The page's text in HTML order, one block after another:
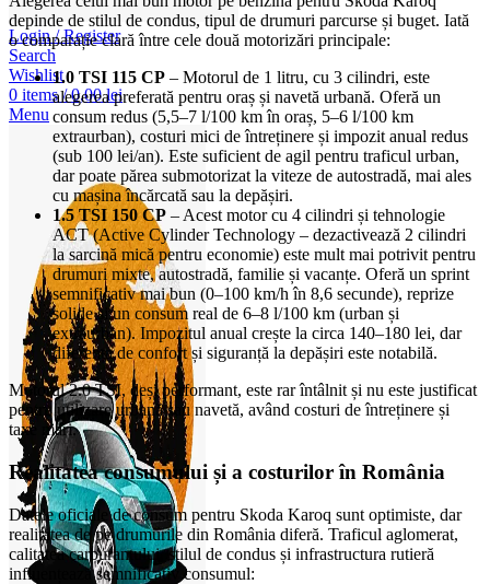
Login / Register
Search
Wishlist
0 items / 0,00lei
Menu
depinde de stilul de condus, tipul de drumuri parcurse și buget. Iată
o comparație clară între cele două motorizări principale:
1.0 TSI 115 CP – Motorul de 1 litru, cu 3 cilindri, este
alegerea preferată pentru oraș și navetă urbană. Oferă un
consum redus (5,5–7 l/100 km în oraș, 5–6 l/100 km
extraurban), costuri mici de întreținere și impozit anual redus
(sub 100 lei/an). Este suficient de agil pentru traficul urban,
dar poate părea submotorizat la viteze de autostradă, mai ales
cu mașina încărcată sau la depășiri.
1.5 TSI 150 CP – Acest motor cu 4 cilindri și tehnologie
ACT (Active Cylinder Technology – dezactivează 2 cilindri
la sarcină mică pentru economie) este mult mai potrivit pentru
drumuri mixte, autostradă, familie și vacanțe. Oferă un sprint
semnificativ mai bun (0–100 km/h în 8,6 secunde), reprize
solide și un consum real de 6–8 l/100 km (urban și
extraurban). Impozitul anual crește la circa 140–180 lei, dar
diferența de confort și siguranță la depășiri este notabilă.
Motorul 2.0 TSI, deși performant, este rar întâlnit și nu este justificat
pentru utilizare urbană sau navetă, având costuri de întreținere și
taxe mari.
Realitatea consumului și a costurilor în România
Datele oficiale de consum pentru Skoda Karoq sunt optimiste, dar
realitatea de pe drumurile din România diferă. Traficul aglomerat,
calitatea carburantului, stilul de condus și infrastructura rutieră
influențează semnificativ consumul: